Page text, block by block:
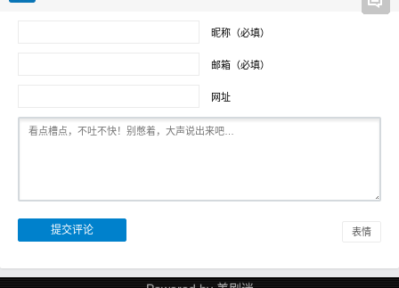
昵称（必填）
邮箱（必填）
网址
表情